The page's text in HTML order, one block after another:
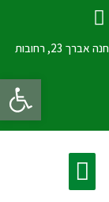
חנה אברך 23, רחובות